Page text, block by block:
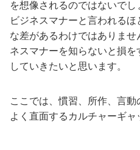
を想像されるのではないで
ビジネスマナーと言われる
な差があるわけではありま
ネスマナーを知らないと損
していきたいと思います。
ここでは、慣習、所作、言
よく直面するカルチャーギャ